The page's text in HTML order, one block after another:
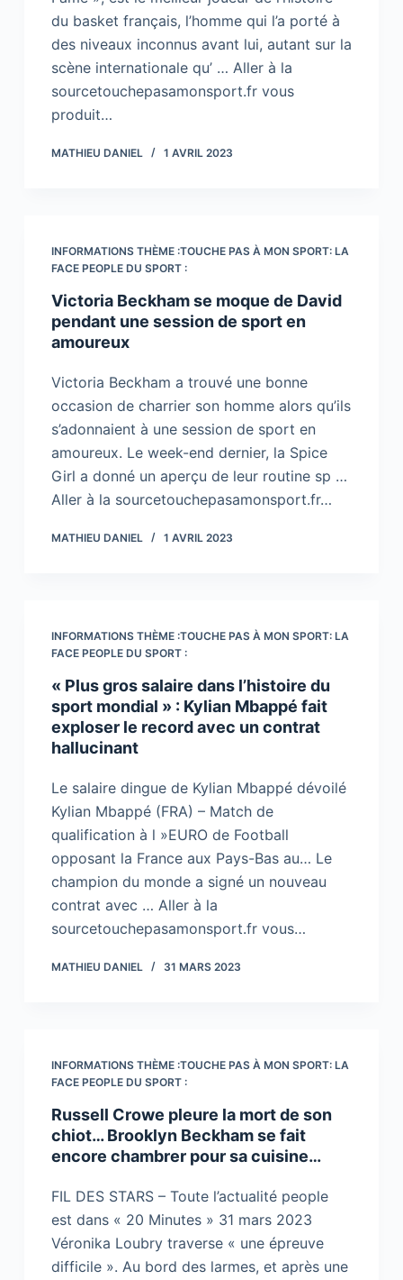
du basket français, l’homme qui l’a porté à
des niveaux inconnus avant lui, autant sur la
scène internationale qu’ … Aller à la
sourcetouchepasamonsport.fr vous
produit…
MATHIEU DANIEL 1 AVRIL 2023
INFORMATIONS THÈME :TOUCHE PAS À MON SPORT: LA
FACE PEOPLE DU SPORT :
Victoria Beckham se moque de David
pendant une session de sport en
amoureux
Victoria Beckham a trouvé une bonne
occasion de charrier son homme alors qu’ils
s’adonnaient à une session de sport en
amoureux. Le week-end dernier, la Spice
Girl a donné un aperçu de leur routine sp …
Aller à la sourcetouchepasamonsport.fr…
MATHIEU DANIEL 1 AVRIL 2023
INFORMATIONS THÈME :TOUCHE PAS À MON SPORT: LA
FACE PEOPLE DU SPORT :
« Plus gros salaire dans l’histoire du
sport mondial » : Kylian Mbappé fait
exploser le record avec un contrat
hallucinant
Le salaire dingue de Kylian Mbappé dévoilé
Kylian Mbappé (FRA) – Match de
qualification à l »EURO de Football
opposant la France aux Pays-Bas au… Le
champion du monde a signé un nouveau
contrat avec … Aller à la
sourcetouchepasamonsport.fr vous…
MATHIEU DANIEL 31 MARS 2023
INFORMATIONS THÈME :TOUCHE PAS À MON SPORT: LA
FACE PEOPLE DU SPORT :
Russell Crowe pleure la mort de son
chiot… Brooklyn Beckham se fait
encore chambrer pour sa cuisine…
FIL DES STARS – Toute l’actualité people
est dans « 20 Minutes » 31 mars 2023
Véronika Loubry traverse « une épreuve
difficile ». Au bord des larmes, et après une